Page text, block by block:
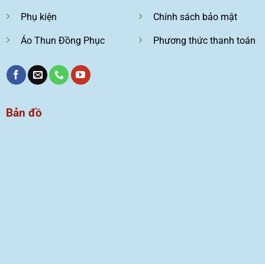
Phụ kiện
Áo Thun Đồng Phục
Chính sách bảo mật
Phương thức thanh toán
Bản đồ